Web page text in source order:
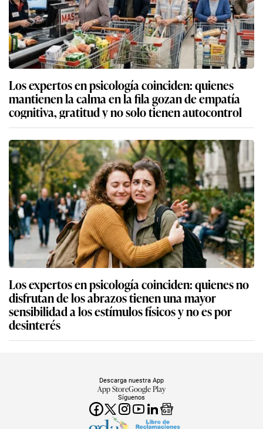
Los expertos en psicología coinciden: quienes
mantienen la calma en la fila gozan de empatía
cognitiva, gratitud y no solo tienen autocontrol
Los expertos en psicología coinciden: quienes no
disfrutan de los abrazos tienen una mayor
sensibilidad a los estímulos físicos y no es por
desinterés
Síguenos
Descarga nuestra App
App StoreGoogle Play